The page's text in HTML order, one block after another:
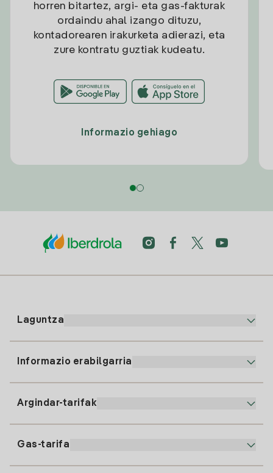
horren bitartez, argi- eta gas-fakturak
ordaindu ahal izango dituzu,
kontadorearen irakurketa adierazi, eta
zure kontratu guztiak kudeatu.
Informazio gehiago
Laguntza
91 919 52 73
clientes@tuiberdrola.es
Informazio erabilgarria
Argindar-tarifak
Gas-tarifa